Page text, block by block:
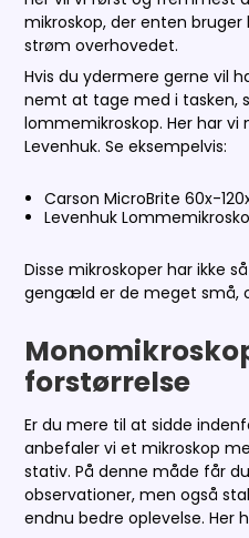
mikroskop, der enten
strøm overhovedet.
Hvis du ydermere gerne vil
nemt at tage med i tasken,
lommemikroskop. Her har
Levenhuk. Se eksempelvis:
Carson MicroBrite 60x-
Levenhuk
Disse mikroskoper har ikke
gengæld er de meget små,
forstørrelse
Er du mere til at sidde
anbefaler vi et mikroskop
stativ. På denne måde får
observationer, men også
endnu bedre oplevelse. Her